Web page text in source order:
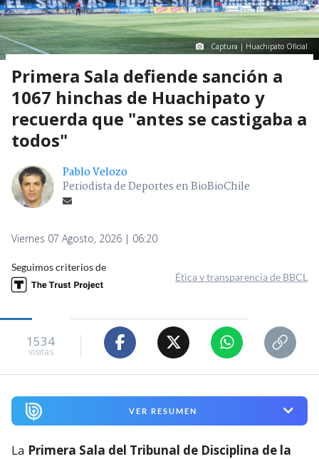
Captura | Huachipato Oficial
Primera Sala defiende sanción a
1067 hinchas de Huachipato y
recuerda que "antes se castigaba a
todos"
Pablo Velozo
Periodista de Deportes en BioBioChile
Viernes 07 Agosto, 2026 | 06:20
Seguimos criterios de
Ética y transparencia de BBCL
1534
visitas
VER RESUMEN
La Primera Sala del Tribunal de Disciplina de la